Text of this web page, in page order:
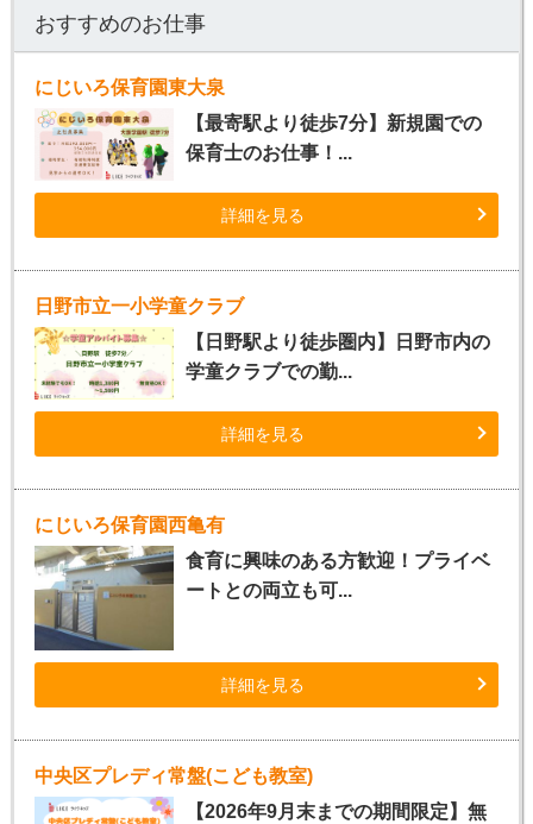
おすすめのお仕事
にじいろ保育園東大泉
【最寄駅より徒歩7分】新規園での
保育士のお仕事！...
詳細を見る
日野市立一小学童クラブ
【日野駅より徒歩圏内】日野市内の
学童クラブでの勤...
詳細を見る
にじいろ保育園西亀有
食育に興味のある方歓迎！プライベ
ートとの両立も可...
詳細を見る
中央区プレディ常盤(こども教室)
【2026年9月末までの期間限定】無